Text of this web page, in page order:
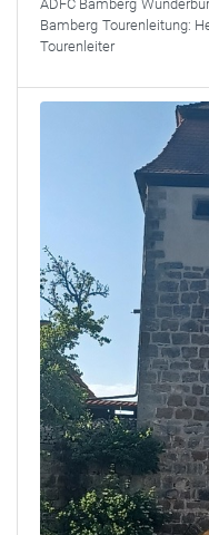
ADFC Bamberg
Bamberg Tourenleitung:
Tourenleiter